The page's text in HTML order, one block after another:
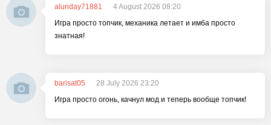
alunday71881
4 August 2026 08:20
Игра просто топчик, механика летает и имба просто
знатная!
barisat05
28 July 2026 23:20
Игра просто огонь, качнул мод и теперь вообще топчик!